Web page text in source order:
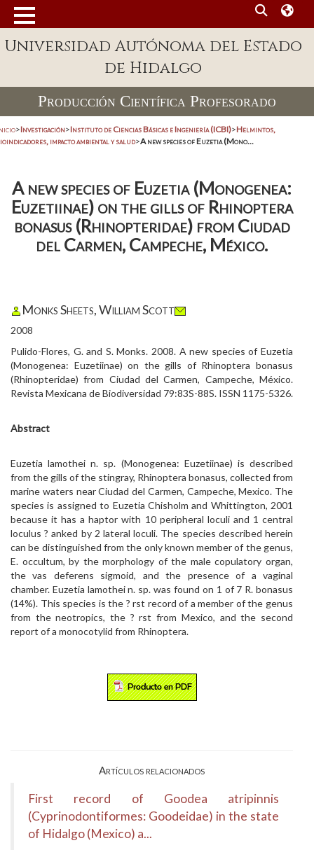
Universidad Autónoma del Estado
de Hidalgo
Producción Científica Profesorado
>Investigación>Instituto de Ciencias Básicas e Ingeniería (ICBI)>Helmintos,
impacto ambiental y salud>A new species of Euzetia (Mono...
A new species of Euzetia (Monogenea:
Euzetiinae) on the gills of Rhinoptera
bonasus (Rhinopteridae) from Ciudad
del Carmen, Campeche, México.
Monks Sheets, William Scott
2008
Pulido-Flores, G. and S. Monks. 2008. A new species of Euzetia
(Monogenea: Euzetiinae) on the gills of Rhinoptera bonasus
(Rhinopteridae) from Ciudad del Carmen, Campeche, México.
Revista Mexicana de Biodiversidad 79:83S-88S. ISSN 1175-5326.
Abstract
Euzetia lamothei n. sp. (Monogenea: Euzetiinae) is described
from the gills of the stingray, Rhinoptera bonasus, collected from
marine waters near Ciudad del Carmen, Campeche, Mexico. The
species is assigned to Euzetia Chisholm and Whittington, 2001
because it has a haptor with 10 peripheral loculi and 1 central
loculus ? anked by 2 lateral loculi. The species described herein
can be distinguished from the only known member of the genus,
E. occultum, by the morphology of the male copulatory organ,
the vas deferens sigmoid, and the presence of a vaginal
chamber. Euzetia lamothei n. sp. was found on 1 of 7 R. bonasus
(14%). This species is the ? rst record of a member of the genus
from the neotropics, the ? rst from Mexico, and the second
report of a monocotylid from Rhinoptera.
Artículos relacionados
First record of Goodea atripinnis
(Cyprinodontiformes: Goodeidae) in the state
of Hidalgo (Mexico) a...